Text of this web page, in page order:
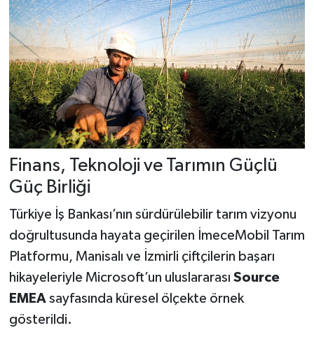
Finans, Teknoloji ve Tarımın Güçlü
Güç Birliği
Türkiye İş Bankası’nın sürdürülebilir tarım vizyonu
doğrultusunda hayata geçirilen İmeceMobil Tarım
Platformu, Manisalı ve İzmirli çiftçilerin başarı
hikayeleriyle Microsoft’un uluslararası Source
EMEAsayfasında küresel ölçekte örnek
gösterildi.